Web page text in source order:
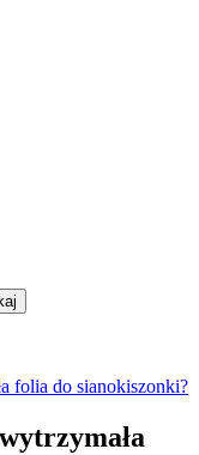
folia do sianokiszonki?